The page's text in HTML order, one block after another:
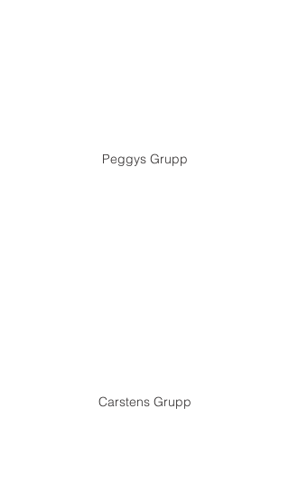
Peggys Grupp
Carstens Grupp